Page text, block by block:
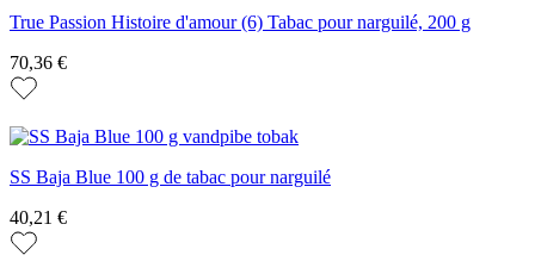
True Passion Histoire d'amour (6) Tabac pour narguilé, 200 g
70,36 €
SS Baja Blue 100 g de tabac pour narguilé
40,21 €